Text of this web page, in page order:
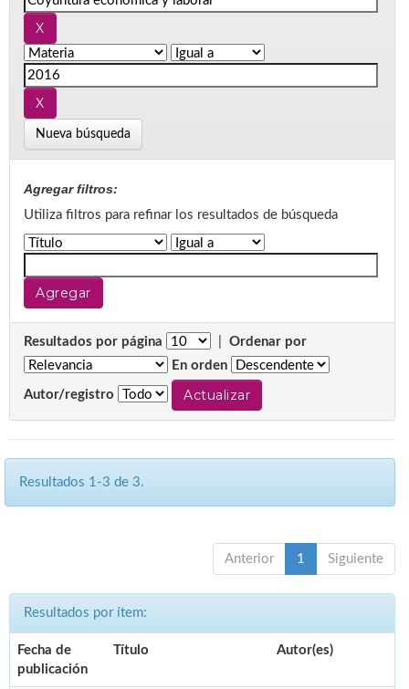
Nueva búsqueda
Agregar filtros:
Utiliza filtros para refinar los resultados de búsqueda
Resultados por página
Ordenar por
En orden
Autor/registro
Resultados 1-3 de 3.
Anterior 1 Siguiente
Resultados por ítem:
Fecha de
publicación
Título Autor(es)